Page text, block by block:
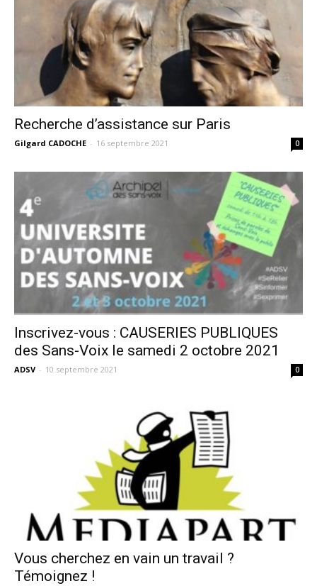
Recherche d’assistance sur Paris
Gilgard CADOCHE - 16 septembre 2021 0
Inscrivez-vous : CAUSERIES PUBLIQUES
des Sans-Voix le samedi 2 octobre 2021
ADSV - 10 septembre 2021 0
Vous cherchez en vain un travail ?
Témoignez !